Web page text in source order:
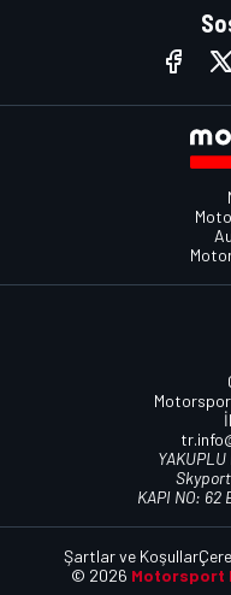
Skyport
KAPI NO: 62
© 2026 Motorsport
Şartlar ve Koşullar